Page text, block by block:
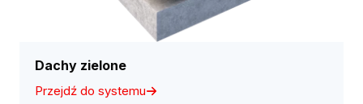
Dachy zielone
Przejdź do systemu